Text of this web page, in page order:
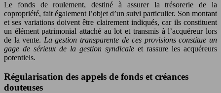
Le fonds de roulement, destiné à assurer la trésorerie de la
copropriété, fait également l’objet d’un suivi particulier. Son montant
et ses variations doivent être clairement indiqués, car ils constituent
un élément patrimonial attaché au lot et transmis à l’acquéreur lors
de la vente. La gestion transparente de ces provisions constitue un
gage de sérieux de la gestion syndicale et rassure les acquéreurs
potentiels.
Régularisation des appels de fonds et créances
douteuses